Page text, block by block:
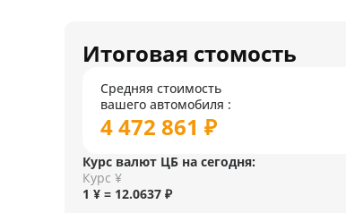
Итоговая стомость
Средняя стоимость
вашего автомобиля :
4 472 861 ₽
Курс валют ЦБ на сегодня:
Курс ¥
1 ¥ = 12.0637 ₽